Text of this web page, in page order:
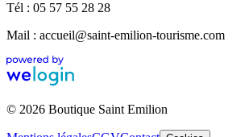
Tél : 05 57 55 28 28
Mail : accueil@saint-emilion-tourisme.com
© 2026 Boutique Saint Emilion